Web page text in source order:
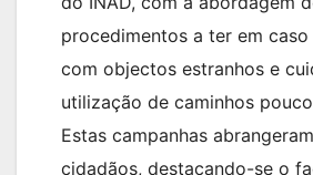
procedimentos a ter em
com objectos estranhos e
utilização de caminhos
Estas campanhas
cidadãos, destacando-se o